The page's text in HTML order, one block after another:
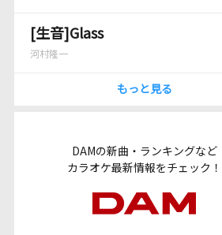
[生音]Glass
河村隆一
もっと見る
DAMの新曲・ランキングなど
カラオケ最新情報をチェック！